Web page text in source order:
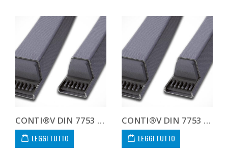
CONTI®V DIN 7753 8V2000 8V 2000
LEGGI TUTTO
CONTI®V DIN 7753 8V2120 8V 2120
LEGGI TUTTO